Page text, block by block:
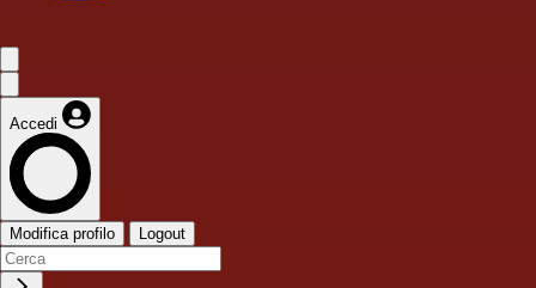
Accedi
Modifica profilo Logout